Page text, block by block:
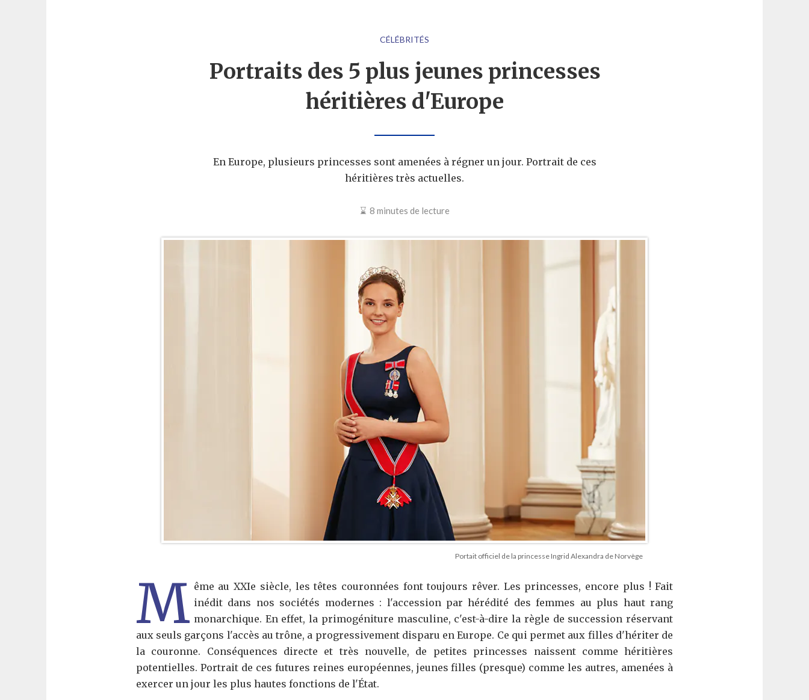
CÉLÉBRITÉS
Portraits des 5 plus jeunes princesses
héritières d'Europe
En Europe, plusieurs princesses sont amenées à régner un jour. Portrait de ces
héritières très actuelles.
8 minutes de lecture
Portait officiel de la princesse Ingrid Alexandra de Norvège
M ême au XXIe siècle, les têtes couronnées font toujours rêver. Les princesses, encore plus ! Fait
inédit dans nos sociétés modernes : l'accession par hérédité des femmes au plus haut rang
monarchique. En effet, la primogéniture masculine, c'est-à-dire la règle de succession réservant
aux seuls garçons l'accès au trône, a progressivement disparu en Europe. Ce qui permet aux filles d'hériter de
la couronne. Conséquences directe et très nouvelle, de petites princesses naissent comme héritières
potentielles. Portrait de ces futures reines européennes, jeunes filles (presque) comme les autres, amenées à
exercer un jour les plus hautes fonctions de l'État.